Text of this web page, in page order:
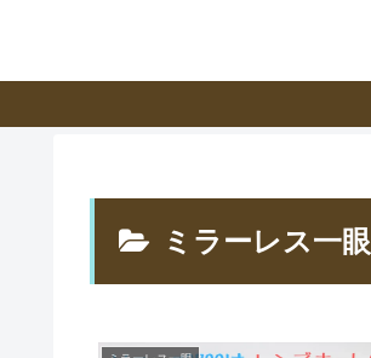
ミラーレス一眼